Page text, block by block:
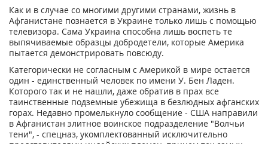
Как и в случае со многими другими странами, жизнь в
Афганистане познается в Украине только лишь с помощью
телевизора. Сама Украина способна лишь воспеть те
выпячиваемые образцы добродетели, которые Америка
пытается демонстрировать повсюду.
Категорически не согласным с Америкой в мире остается
один - единственный человек по имени У. Бен Ладен.
Которого так и не нашли, даже обратив в прах все
таинственные подземные убежища в безлюдных афганских
горах. Недавно промелькнуло сообщение - США направили
в Афганистан элитное воинское подразделение "Волчьи
тени", - спецназ, укомплектованный исключительно